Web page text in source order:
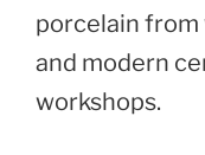
porcelain from
and modern
workshops.